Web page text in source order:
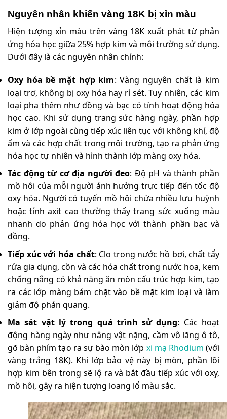
Nguyên nhân khiến vàng 18K bị xỉn màu
Hiện tượng xỉn màu trên vàng 18K xuất phát từ phản
ứng hóa học giữa 25% hợp kim và môi trường sử dụng.
Dưới đây là các nguyên nhân chính:
Oxy hóa bề mặt hợp kim: Vàng nguyên chất là kim
loại trơ, không bị oxy hóa hay rỉ sét. Tuy nhiên, các kim
loại pha thêm như đồng và bạc có tính hoạt động hóa
học cao. Khi sử dụng trang sức hàng ngày, phần hợp
kim ở lớp ngoài cùng tiếp xúc liên tục với không khí, độ
ẩm và các hợp chất trong môi trường, tạo ra phản ứng
hóa học tự nhiên và hình thành lớp màng oxy hóa.
Tác động từ cơ địa người đeo: Độ pH và thành phần
mồ hôi của mỗi người ảnh hưởng trực tiếp đến tốc độ
oxy hóa. Người có tuyến mồ hôi chứa nhiều lưu huỳnh
hoặc tính axit cao thường thấy trang sức xuống màu
nhanh do phản ứng hóa học với thành phần bạc và
đồng.
Tiếp xúc với hóa chất: Clo trong nước hồ bơi, chất tẩy
rửa gia dụng, cồn và các hóa chất trong nước hoa, kem
chống nắng có khả năng ăn mòn cấu trúc hợp kim, tạo
ra các lớp màng bám chặt vào bề mặt kim loại và làm
giảm độ phản quang.
Ma sát vật lý trong quá trình sử dụng: Các hoạt
động hàng ngày như nâng vật nặng, cầm vô lăng ô tô,
gõ bàn phím tạo ra sự bào mòn lớp xi mạ Rhodium (với
vàng trắng 18K). Khi lớp bảo vệ này bị mòn, phần lõi
hợp kim bên trong sẽ lộ ra và bắt đầu tiếp xúc với oxy,
mồ hôi, gây ra hiện tượng loang lổ màu sắc.